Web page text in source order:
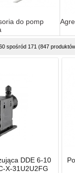
do pomp
spośród 171 (847
DDE 6-10
X-31U2U2FG